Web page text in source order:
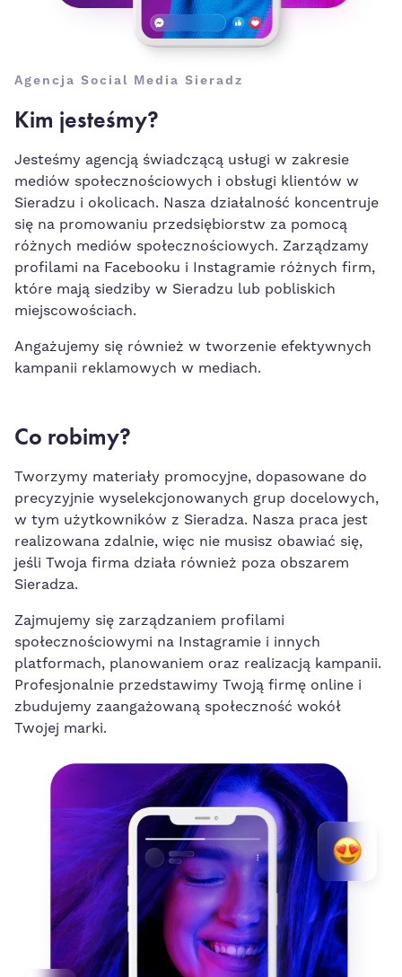
Agencja Social Media Sieradz
Kim jesteśmy?
Jesteśmy agencją świadczącą usługi w zakresie
mediów społecznościowych i obsługi klientów w
Sieradzu i okolicach. Nasza działalność koncentruje
się na promowaniu przedsiębiorstw za pomocą
różnych mediów społecznościowych. Zarządzamy
profilami na Facebooku i Instagramie różnych firm,
które mają siedziby w Sieradzu lub pobliskich
miejscowościach.
Angażujemy się również w tworzenie efektywnych
kampanii reklamowych w mediach.
Co robimy?
Tworzymy materiały promocyjne, dopasowane do
precyzyjnie wyselekcjonowanych grup docelowych,
w tym użytkowników z Sieradza. Nasza praca jest
realizowana zdalnie, więc nie musisz obawiać się,
jeśli Twoja firma działa również poza obszarem
Sieradza.
Zajmujemy się zarządzaniem profilami
społecznościowymi na Instagramie i innych
platformach, planowaniem oraz realizacją kampanii.
Profesjonalnie przedstawimy Twoją firmę online i
zbudujemy zaangażowaną społeczność wokół
Twojej marki.